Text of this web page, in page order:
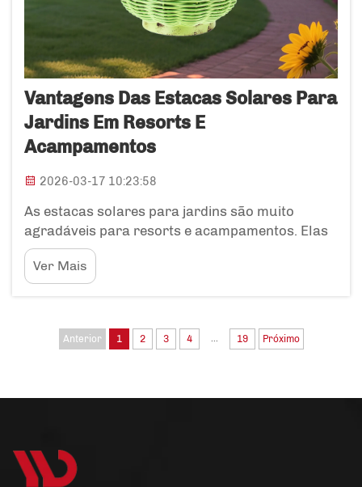
Vantagens Das Estacas Solares Para
Jardins Em Resorts E
Acampamentos
2026-03-17 10:23:58
As estacas solares para jardins são muito
agradáveis para resorts e acampamentos. Elas
fornecem luzes brilhantes e coloridas que
tornam os ambientes externos extremamente
bonitos à noite. Como as Estacas Solares para
estacas solares para jardins podem ...
Ver Mais
Anterior 1 2 3 4 ... 19 Próximo